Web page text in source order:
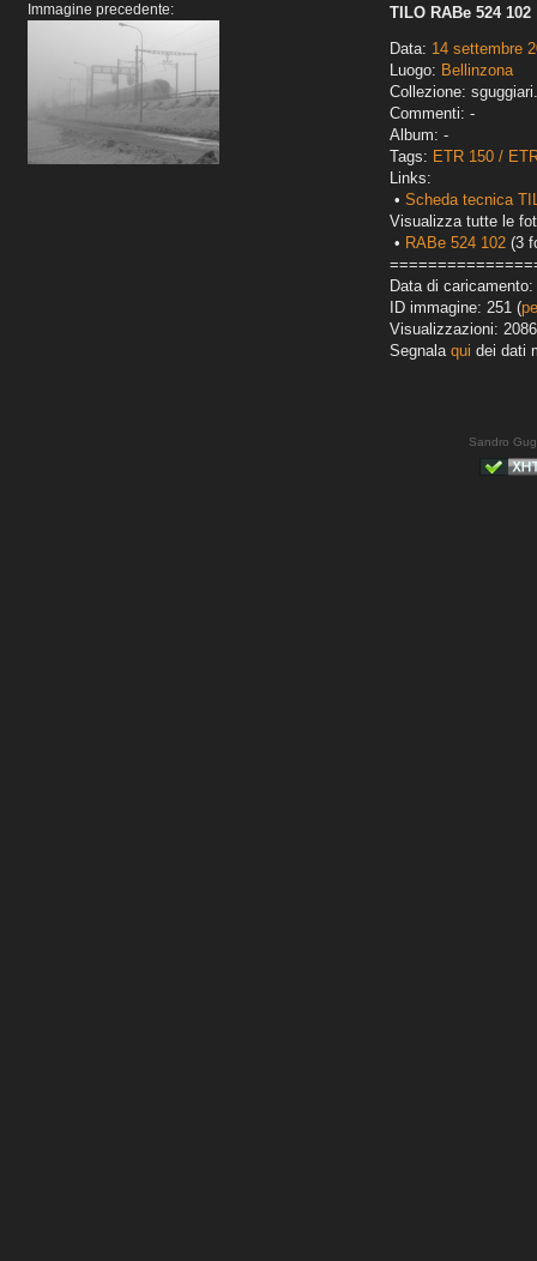
Immagine precedente:
TILO RABe 524 102
Data: 14 settembre
Luogo: Bellinzona
Collezione:
Commenti: -
Album: -
Tags: ETR 150 /
Links:
• Scheda tecnica
Visualizza tutte le
• RABe 524 102 (3
Data di caricamento:
ID immagine: 251 (
Visualizzazioni: 2086
Segnala qui dei dati
Sandro